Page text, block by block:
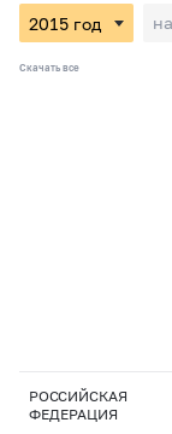
Скачать все
РОССИЙСКАЯ
ФЕДЕРАЦИЯ